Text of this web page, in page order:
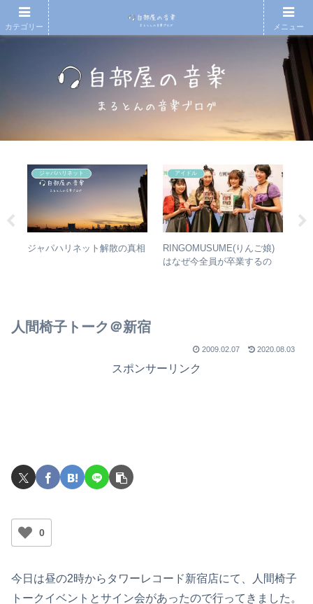
ジャパハリネット
ジャパハリネット解散の真相
アイドル
RINGOMUSUME(りんご娘)
はなぜ今全員が卒業するの
人間椅子トーク＠新宿
2009.02.07 2020.08.03
スポンサーリンク
0
今日は昼の2時からタワーレコード新宿店にて、人間椅子
トークイベントとサイン会があったので行ってきました。
カテゴリー メニュー